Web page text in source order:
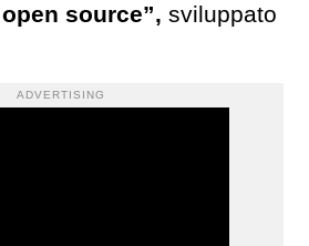
source”, sviluppato
ADVERTISING